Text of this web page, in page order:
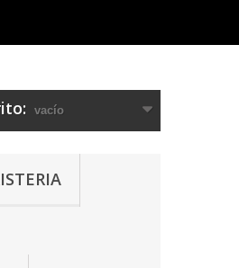
vacío